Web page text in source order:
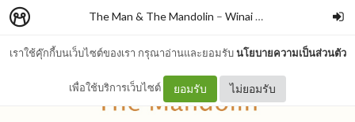
เราใช้คุ๊กกี้บนเว็บไซต์ของเรา กรุณาอ่านและยอมรับนโยบายความเป็นส่วนตัว
เพื่อใช้บริการเว็บไซต์ ยอมรับ ไม่ยอมรับ
The Man & The Mandolin – Winai Chaichana